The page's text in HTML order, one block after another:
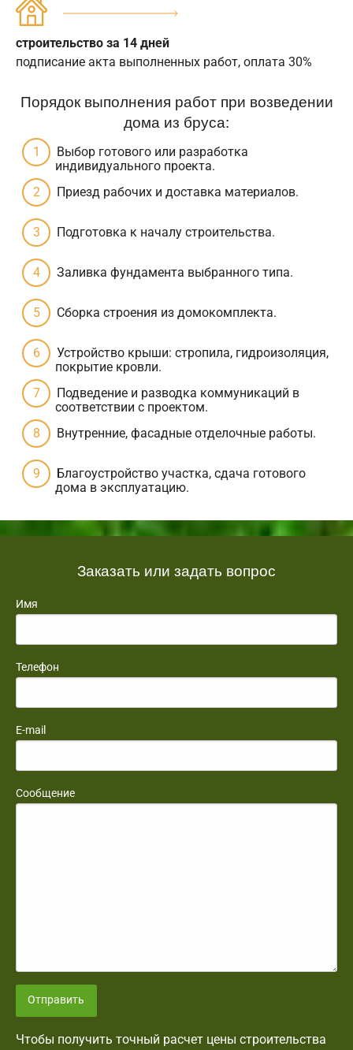
строительство за 14 дней
подписание акта выполненных работ, оплата 30%
Порядок выполнения работ при возведении
дома из бруса:
Выбор готового или разработка
индивидуального проекта.
Приезд рабочих и доставка материалов.
Подготовка к началу строительства.
Заливка фундамента выбранного типа.
Сборка строения из домокомплекта.
Устройство крыши: стропила, гидроизоляция,
покрытие кровли.
Подведение и разводка коммуникаций в
соответствии с проектом.
Внутренние, фасадные отделочные работы.
Благоустройство участка, сдача готового
дома в эксплуатацию.
Заказать или задать вопрос
Имя
Телефон
E-mail
Сообщение
Отправить
Чтобы получить точный расчет цены строительства